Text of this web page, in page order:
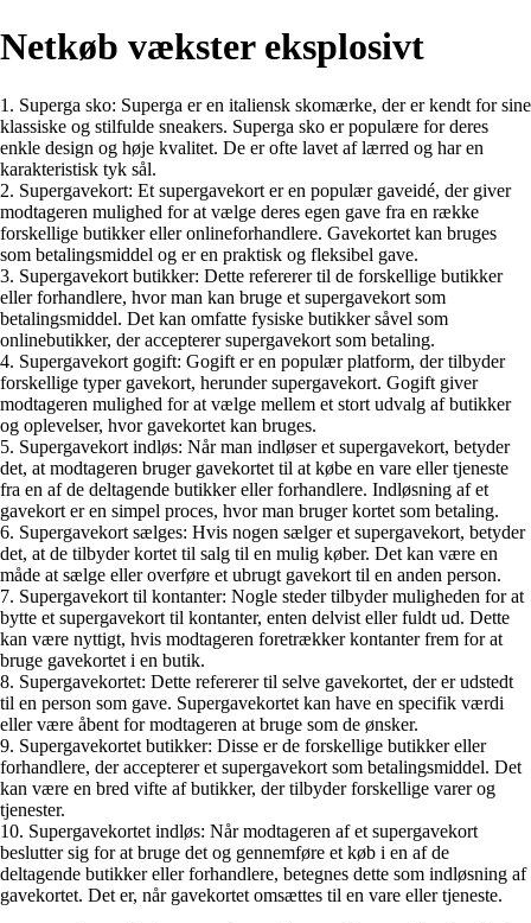
Netkøb vækster eksplosivt
1. Superga sko: Superga er en italiensk skomærke, der er kendt for sine
klassiske og stilfulde sneakers. Superga sko er populære for deres
enkle design og høje kvalitet. De er ofte lavet af lærred og har en
karakteristisk tyk sål.
2. Supergavekort: Et supergavekort er en populær gaveidé, der giver
modtageren mulighed for at vælge deres egen gave fra en række
forskellige butikker eller onlineforhandlere. Gavekortet kan bruges
som betalingsmiddel og er en praktisk og fleksibel gave.
3. Supergavekort butikker: Dette refererer til de forskellige butikker
eller forhandlere, hvor man kan bruge et supergavekort som
betalingsmiddel. Det kan omfatte fysiske butikker såvel som
onlinebutikker, der accepterer supergavekort som betaling.
4. Supergavekort gogift: Gogift er en populær platform, der tilbyder
forskellige typer gavekort, herunder supergavekort. Gogift giver
modtageren mulighed for at vælge mellem et stort udvalg af butikker
og oplevelser, hvor gavekortet kan bruges.
5. Supergavekort indløs: Når man indløser et supergavekort, betyder
det, at modtageren bruger gavekortet til at købe en vare eller tjeneste
fra en af de deltagende butikker eller forhandlere. Indløsning af et
gavekort er en simpel proces, hvor man bruger kortet som betaling.
6. Supergavekort sælges: Hvis nogen sælger et supergavekort, betyder
det, at de tilbyder kortet til salg til en mulig køber. Det kan være en
måde at sælge eller overføre et ubrugt gavekort til en anden person.
7. Supergavekort til kontanter: Nogle steder tilbyder muligheden for at
bytte et supergavekort til kontanter, enten delvist eller fuldt ud. Dette
kan være nyttigt, hvis modtageren foretrækker kontanter frem for at
bruge gavekortet i en butik.
8. Supergavekortet: Dette refererer til selve gavekortet, der er udstedt
til en person som gave. Supergavekortet kan have en specifik værdi
eller være åbent for modtageren at bruge som de ønsker.
9. Supergavekortet butikker: Disse er de forskellige butikker eller
forhandlere, der accepterer et supergavekort som betalingsmiddel. Det
kan være en bred vifte af butikker, der tilbyder forskellige varer og
tjenester.
10. Supergavekortet indløs: Når modtageren af et supergavekort
beslutter sig for at bruge det og gennemføre et køb i en af de
deltagende butikker eller forhandlere, betegnes dette som indløsning af
gavekortet. Det er, når gavekortet omsættes til en vare eller tjeneste.